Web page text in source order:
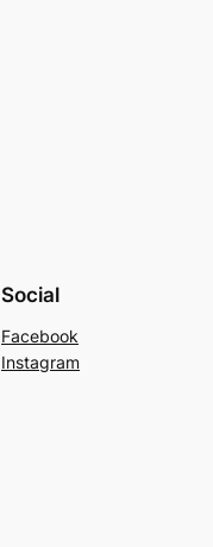
Social
Facebook
Instagram